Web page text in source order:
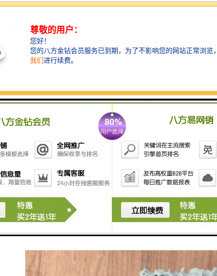
铸造挡渣棉，也称挡渣棉，挡脏棉，学名陶瓷纤维毯，
可逾越的挡渣、滤渣、集渣防线，而又不与包壁粘连，
******了钢铁水浇注的纯净度和浇注过程的安全性，浇
注完毕挡渣棉一扒即落